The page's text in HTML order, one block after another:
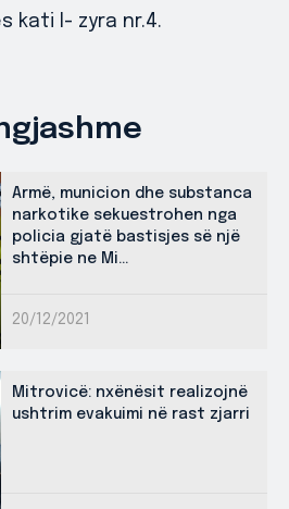
kati I- zyra nr.4.
Armë, municion dhe substanca
narkotike sekuestrohen nga
policia gjatë bastisjes së një
shtëpie ne Mi...
20/12/2021
Mitrovicë: nxënësit realizojnë
ushtrim evakuimi në rast zjarri